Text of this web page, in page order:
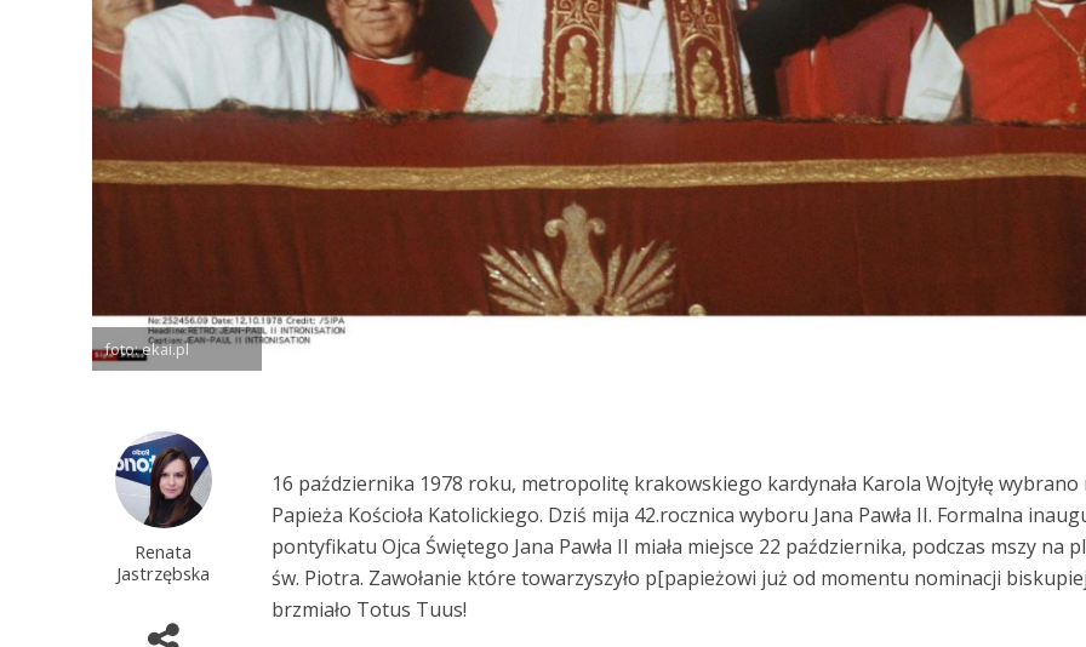
foto: ekai.pl
Renata
Jastrzębska
16 października 1978 roku, metropolitę krakowskiego kardynała Karola Wojtyłę wybrano
Papieża Kościoła Katolickiego. Dziś mija 42.rocznica wyboru Jana Pawła II. Formalna
pontyfikatu Ojca Świętego Jana Pawła II miała miejsce 22 października, podczas mszy na
św. Piotra. Zawołanie które towarzyszyło p[papieżowi już od momentu nominacji
brzmiało Totus Tuus!